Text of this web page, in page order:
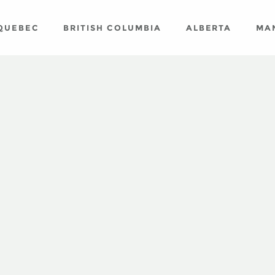
BRITISH COLUMBIA ALBERTA